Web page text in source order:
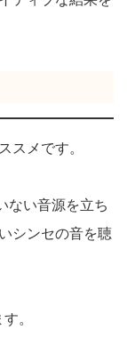
スメです。
ない音源を立ち
シンセの音を聴
。